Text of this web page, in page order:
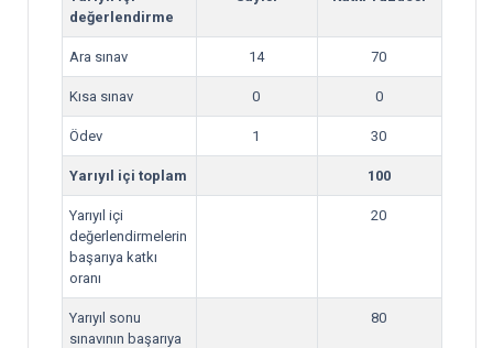
değerlendirme
Ara sınav 14 70
Kısa sınav 0 0
Ödev 1 30
Yarıyıl içi toplam 100
Yarıyıl içi
değerlendirmelerin
başarıya katkı
oranı
20
Yarıyıl sonu
sınavının başarıya
80